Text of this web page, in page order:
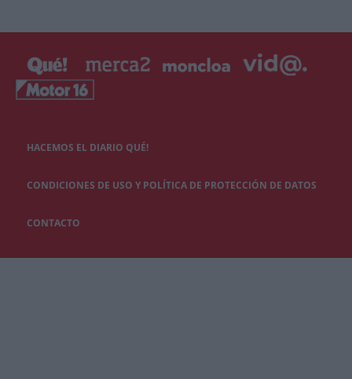
HACEMOS EL DIARIO QUÉ!
CONDICIONES DE USO Y POLÍTICA DE PROTECCIÓN DE DATOS
CONTACTO